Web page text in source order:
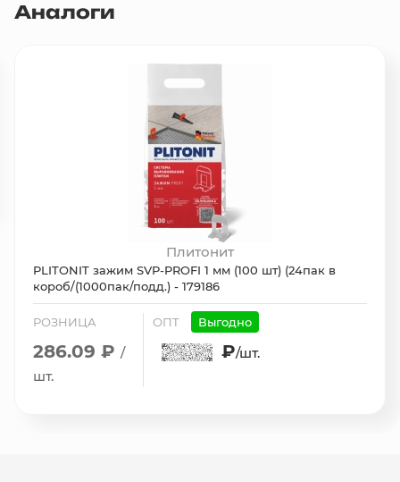
Аналоги
Плитонит
PLITONIT зажим SVP-PROFI 1 мм (100 шт) (24пак в
короб/(1000пак/подд.) - 179186
РОЗНИЦА
286.09 ₽ /
шт.
ОПТ Выгодно
₽/шт.